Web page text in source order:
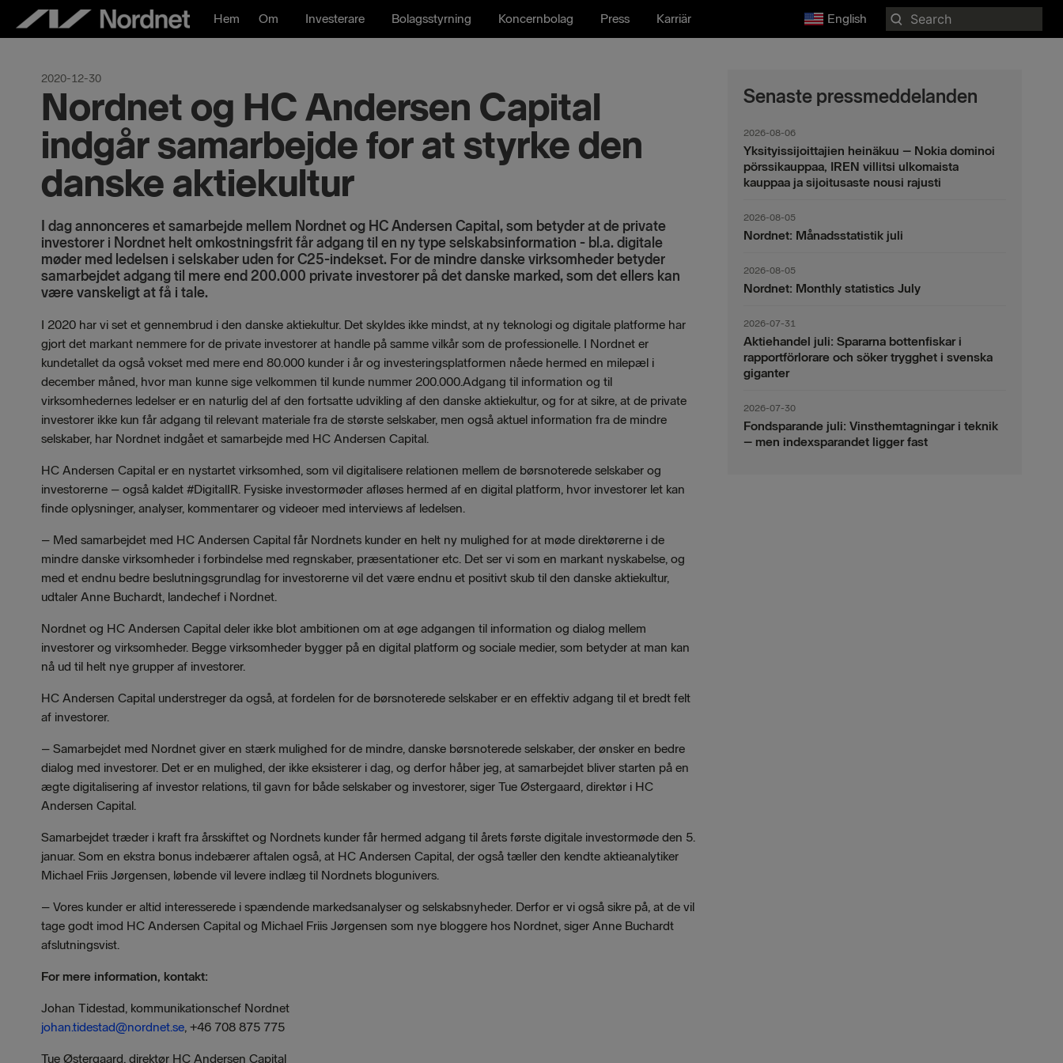
Hoppa
Hem Om Investerare Bolagsstyrning Koncernbolag Press Karriär English
Search
for:
2020-12-30
Nordnet og HC Andersen Capital
indgår samarbejde for at styrke den
danske aktiekultur
I dag annonceres et samarbejde mellem Nordnet og HC Andersen Capital, som betyder at de private
investorer i Nordnet helt omkostningsfrit får adgang til en ny type selskabsinformation - bl.a. digitale
møder med ledelsen i selskaber uden for C25-indekset. For de mindre danske virksomheder betyder
samarbejdet adgang til mere end 200.000 private investorer på det danske marked, som det ellers kan
være vanskeligt at få i tale.
I 2020 har vi set et gennembrud i den danske aktiekultur. Det skyldes ikke mindst, at ny teknologi og digitale platforme har
gjort det markant nemmere for de private investorer at handle på samme vilkår som de professionelle. I Nordnet er
kundetallet da også vokset med mere end 80.000 kunder i år og investeringsplatformen nåede hermed en milepæl i
december måned, hvor man kunne sige velkommen til kunde nummer 200.000.Adgang til information og til
virksomhedernes ledelser er en naturlig del af den fortsatte udvikling af den danske aktiekultur, og for at sikre, at de private
investorer ikke kun får adgang til relevant materiale fra de største selskaber, men også aktuel information fra de mindre
selskaber, har Nordnet indgået et samarbejde med HC Andersen Capital.
HC Andersen Capital er en nystartet virksomhed, som vil digitalisere relationen mellem de børsnoterede selskaber og
investorerne – også kaldet #DigitalIR. Fysiske investormøder afløses hermed af en digital platform, hvor investorer let kan
finde oplysninger, analyser, kommentarer og videoer med interviews af ledelsen.
– Med samarbejdet med HC Andersen Capital får Nordnets kunder en helt ny mulighed for at møde direktørerne i de
mindre danske virksomheder i forbindelse med regnskaber, præsentationer etc. Det ser vi som en markant nyskabelse, og
med et endnu bedre beslutningsgrundlag for investorerne vil det være endnu et positivt skub til den danske aktiekultur,
udtaler Anne Buchardt, landechef i Nordnet.
Nordnet og HC Andersen Capital deler ikke blot ambitionen om at øge adgangen til information og dialog mellem
investorer og virksomheder. Begge virksomheder bygger på en digital platform og sociale medier, som betyder at man kan
nå ud til helt nye grupper af investorer.
HC Andersen Capital understreger da også, at fordelen for de børsnoterede selskaber er en effektiv adgang til et bredt felt
af investorer.
– Samarbejdet med Nordnet giver en stærk mulighed for de mindre, danske børsnoterede selskaber, der ønsker en bedre
dialog med investorer. Det er en mulighed, der ikke eksisterer i dag, og derfor håber jeg, at samarbejdet bliver starten på en
ægte digitalisering af investor relations, til gavn for både selskaber og investorer, siger Tue Østergaard, direktør i HC
Andersen Capital.
Samarbejdet træder i kraft fra årsskiftet og Nordnets kunder får hermed adgang til årets første digitale investormøde den 5.
januar. Som en ekstra bonus indebærer aftalen også, at HC Andersen Capital, der også tæller den kendte aktieanalytiker
Michael Friis Jørgensen, løbende vil levere indlæg til Nordnets blogunivers.
– Vores kunder er altid interesserede i spændende markedsanalyser og selskabsnyheder. Derfor er vi også sikre på, at de vil
tage godt imod HC Andersen Capital og Michael Friis Jørgensen som nye bloggere hos Nordnet, siger Anne Buchardt
afslutningsvist.
For mere information, kontakt:
Johan Tidestad, kommunikationschef Nordnet
johan.tidestad@nordnet.se, +46 708 875 775
Tue Østergaard, direktør HC Andersen Capital
Senaste pressmeddelanden
2026-08-06
Yksityissijoittajien heinäkuu – Nokia dominoi
pörssikauppaa, IREN villitsi ulkomaista
kauppaa ja sijoitusaste nousi rajusti
2026-08-05
Nordnet: Månadsstatistik juli
2026-08-05
Nordnet: Monthly statistics July
2026-07-31
Aktiehandel juli: Spararna bottenfiskar i
rapportförlorare och söker trygghet i svenska
giganter
2026-07-30
Fondsparande juli: Vinsthemtagningar i teknik
– men indexsparandet ligger fast